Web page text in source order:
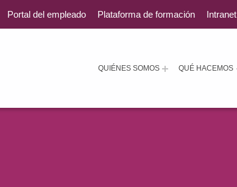
QUIÉNES SOMOS QUÉ HACEMOS
Portal del empleado Plataforma de formación Intranet